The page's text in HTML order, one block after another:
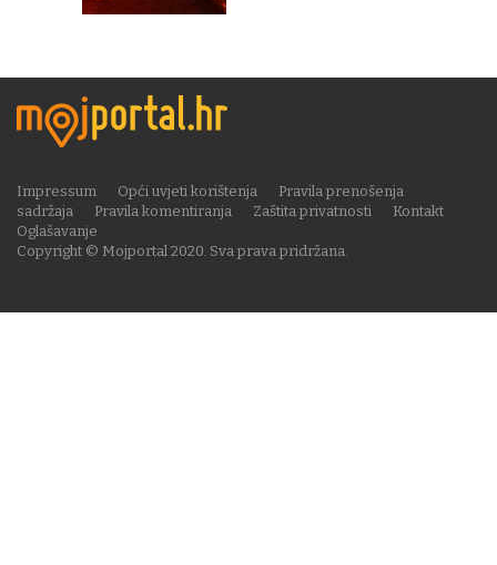
Copyright © Mojportal 2020. Sva prava pridržana.
Impressum Opći uvjeti korištenja
Pravila prenošenja
sadržaja
Pravila komentiranja Zaštita privatnosti
Kontakt
Oglašavanje